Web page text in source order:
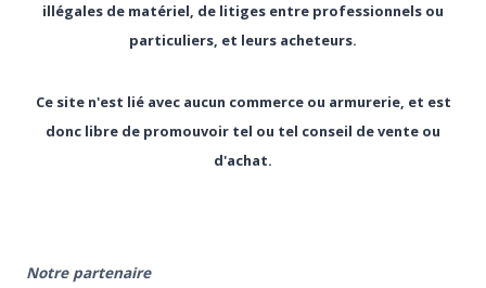
illégales de matériel, de litiges entre professionnels ou
particuliers, et leurs acheteurs.
Ce site n'est lié avec aucun commerce ou armurerie, et est
donc libre de promouvoir tel ou tel conseil de vente ou
d'achat.
Notre partenaire